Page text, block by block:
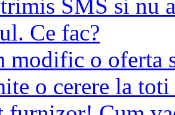
SMS si nu
Ce fac?
modific o oferta
o cerere la